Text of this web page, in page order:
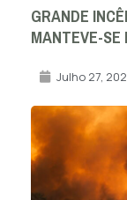
GRANDE
MANTEVE-
Julho 27,